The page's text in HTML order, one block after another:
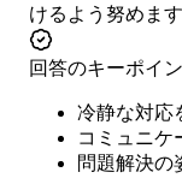
けるよう努めます
回答のキーポイ
冷静な対応
コミュニケ
問題解決の